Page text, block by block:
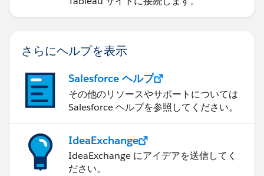
さらにヘルプを表示
Salesforce ヘルプ
その他のリソースやサポートについては
Salesforce ヘルプを参照してください。
IdeaExchange
IdeaExchange にアイデアを送信してく
ださい。